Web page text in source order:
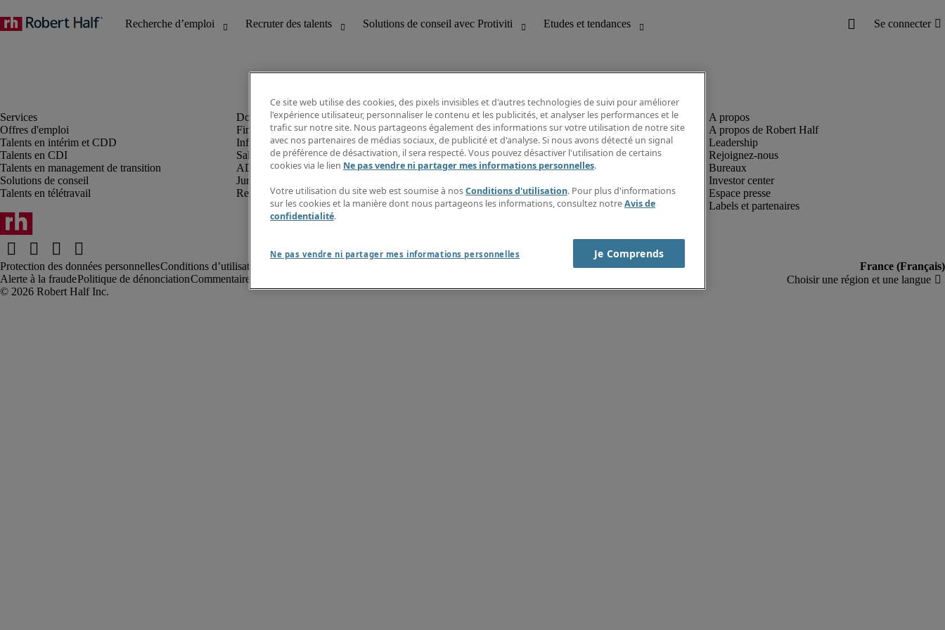
Offres d'emploi
Talents en intérim et CDD
Talents en CDI
Talents en management de transition
Solutions de conseil
Talents en télétravail
Finance et comptabilité
Informatique et IT
Sales et marketing
ADV, supply et performance client
Juridique et fiscal
Ressources humaines et paie
Etudes et tendances
Fiches métiers
Guide des salaires
Informations intérimaires
S'abonner à la newsletter
Créer une alerte emploi
A propos de Robert Half
Leadership
Rejoignez-nous
Bureaux
Investor center
Espace presse
Labels et partenaires
Protection des données personnellesConditions d’utilisation
Alerte à la fraudePolitique de dénonciationCommentaires au webmaster
Ce site web utilise des cookies, des pixels invisibles et d'autres technologies de suivi pour améliorer
l'expérience utilisateur, personnaliser le contenu et les publicités, et analyser les performances et le
trafic sur notre site. Nous partageons également des informations sur votre utilisation de notre site
avec nos partenaires de médias sociaux, de publicité et d'analyse. Si nous avons détecté un signal
de préférence de désactivation, il sera respecté. Vous pouvez désactiver l'utilisation de certains
cookies via le lien Ne pas vendre ni partager mes informations personnelles.
Votre utilisation du site web est soumise à nosConditions d'utilisation. Pour plus d'informations
sur les cookies et la manière dont nous partageons les informations, consultez notreAvis de
confidentialité.
Ne pas vendre ni partager mes informations personnelles Je Comprends